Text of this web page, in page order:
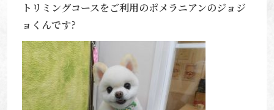
トリミングコースをご利用のポメラニアンのジョジ
ョくんです?